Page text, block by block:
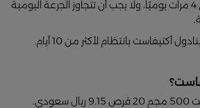
اكتيفاست بنادول 3 إلى 4 مرات يوميًا، ولا يجب أن تتجاوز الجرعة اليومية
أكتيفاست بانتظام لأكثر من 10 أيام.